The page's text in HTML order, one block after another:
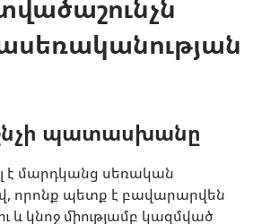
պատասխանը
է մարդկանց սեռական
որոնք պետք է բավարարվեն
և կնոջ միությամբ կազմված